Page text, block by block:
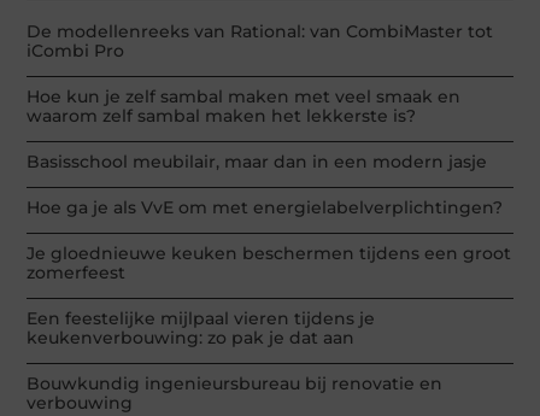
De modellenreeks van Rational: van CombiMaster tot
iCombi Pro
Hoe kun je zelf sambal maken met veel smaak en
waarom zelf sambal maken het lekkerste is?
Basisschool meubilair, maar dan in een modern jasje
Hoe ga je als VvE om met energielabelverplichtingen?
Je gloednieuwe keuken beschermen tijdens een groot
zomerfeest
Een feestelijke mijlpaal vieren tijdens je
keukenverbouwing: zo pak je dat aan
Bouwkundig ingenieursbureau bij renovatie en
verbouwing